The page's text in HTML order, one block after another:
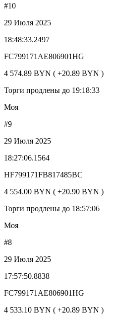
#10
29 Июля 2025
18:48:33.2497
FC799171AE806901HG
4 574.89 BYN ( +20.89 BYN )
Торги продлены до 19:18:33
Моя
#9
29 Июля 2025
18:27:06.1564
HF799171FB817485BC
4 554.00 BYN ( +20.90 BYN )
Торги продлены до 18:57:06
Моя
#8
29 Июля 2025
17:57:50.8838
FC799171AE806901HG
4 533.10 BYN ( +20.89 BYN )